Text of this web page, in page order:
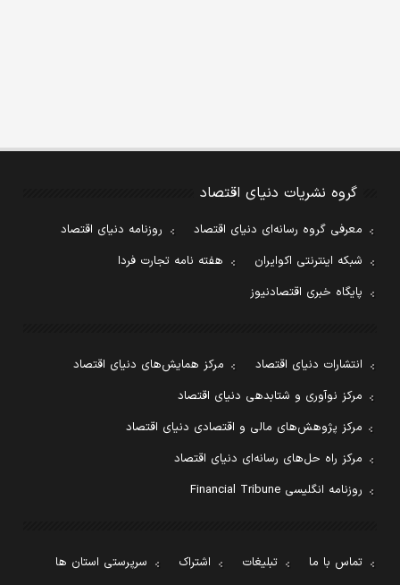
گروه نشریات دنیای اقتصاد
معرفی گروه رسانه‌ای دنیای اقتصاد
روزنامه دنیای اقتصاد
شبکه اینترنتی اکوایران
هفته نامه تجارت فردا
پایگاه خبری اقتصادنیوز
انتشارات دنیای اقتصاد
مرکز همایش‌های دنیای اقتصاد
مرکز نوآوری و شتابدهی دنیای اقتصاد
مرکز پژوهش‌های مالی و اقتصادی دنیای اقتصاد
مرکز راه حل‌های رسانه‌ای دنیای اقتصاد
روزنامه انگلیسی Financial Tribune
تماس با ما تبلیغات اشتراک
سرپرستی استان ها